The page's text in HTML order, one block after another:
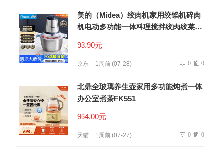
美的（Midea）绞肉机家用绞馅机碎肉
机电动多功能一体料理搅拌绞肉绞菜馅
2L
98.90元
京东 1周前 (07-28) 0 0
北鼎全玻璃养生壶家用多功能炖煮一体
办公室煮茶FK551
964.00元
天猫 1周前 (07-27) 0 0